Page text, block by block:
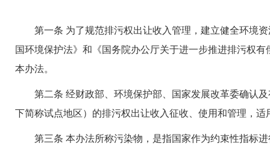
第一条 为了规范排污权出让收入管理，建立健全环境资
国环境保护法》和《国务院办公厅关于进一步推进排污权
本办法。
第二条 经财政部、环境保护部、国家发展改革委确认及
下简称试点地区）的排污权出让收入征收、使用和管理，适
第三条 本办法所称污染物，是指国家作为约束性指标进